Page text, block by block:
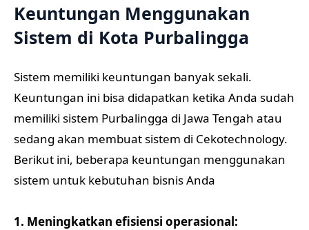
Keuntungan Menggunakan
Sistem di Kota Purbalingga
Sistem memiliki keuntungan banyak sekali.
Keuntungan ini bisa didapatkan ketika Anda sudah
memiliki sistem Purbalingga di Jawa Tengah atau
sedang akan membuat sistem di Cekotechnology.
Berikut ini, beberapa keuntungan menggunakan
sistem untuk kebutuhan bisnis Anda
1. Meningkatkan efisiensi operasional: